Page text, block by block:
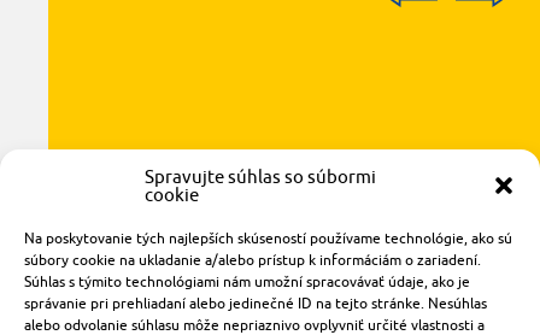
Spravujte súhlas so súbormi
cookie
Na poskytovanie tých najlepších skúseností používame technológie, ako sú
súbory cookie na ukladanie a/alebo prístup k informáciám o zariadení.
Súhlas s týmito technológiami nám umožní spracovávať údaje, ako je
správanie pri prehliadaní alebo jedinečné ID na tejto stránke. Nesúhlas
alebo odvolanie súhlasu môže nepriaznivo ovplyvniť určité vlastnosti a
Radlinského 1611/14
921 01 Piešťany
obchod@rzparkety.sk
+421 905 119 087